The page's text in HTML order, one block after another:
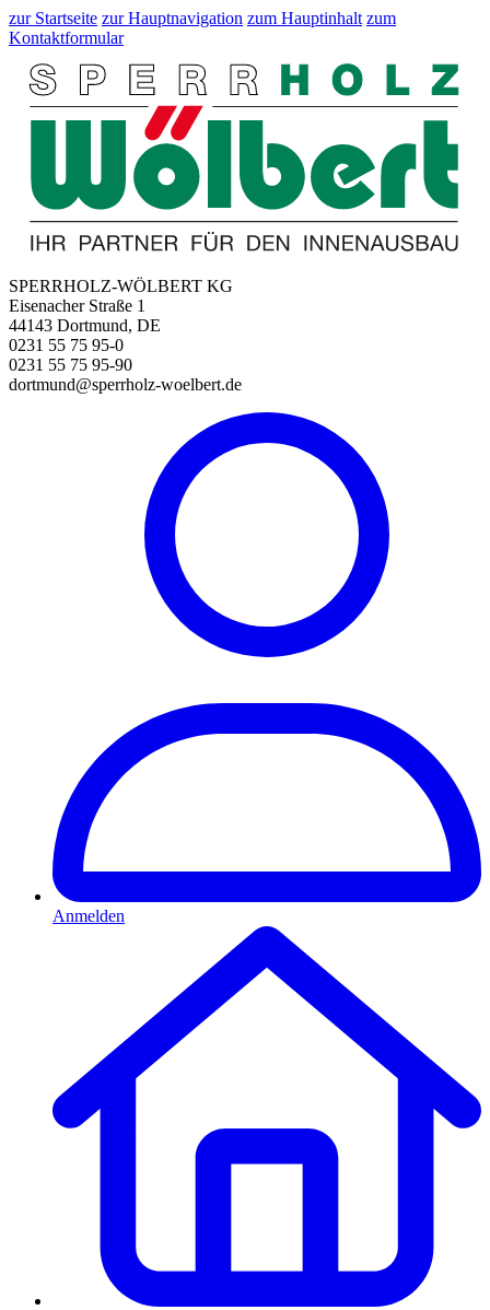
zur Startseite zur Hauptnavigation zum Hauptinhalt zum
Kontaktformular
SPERRHOLZ-WÖLBERT KG
Eisenacher Straße 1
44143 Dortmund, DE
0231 55 75 95-0
0231 55 75 95-90
dortmund@sperrholz-woelbert.de
Anmelden